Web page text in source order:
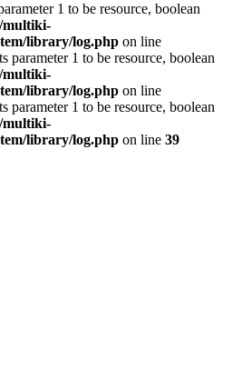
1 to be resource, boolean
multiki-
library/log.php on line
parameter 1 to be resource, boolean
multiki-
library/log.php on line
parameter 1 to be resource, boolean
multiki-
library/log.php on line 39